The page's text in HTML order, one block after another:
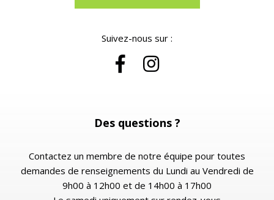
Suivez-nous sur :
Des questions ?
Contactez un membre de notre équipe pour toutes
demandes de renseignements du Lundi au Vendredi de
9h00 à 12h00 et de 14h00 à 17h00